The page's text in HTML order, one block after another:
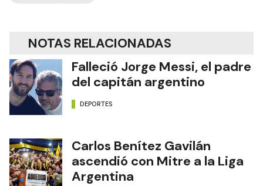
NOTAS RELACIONADAS
Falleció Jorge Messi, el padre
del capitán argentino
DEPORTES
Carlos Benítez Gavilán
ascendió con Mitre a la Liga
Argentina